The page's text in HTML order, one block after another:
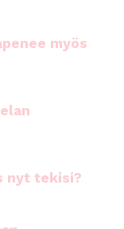
myös
nyt tekisi?